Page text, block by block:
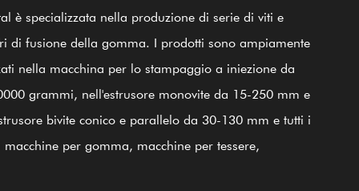
25000
㎡
Zona officina
100+
è specializzata nella produzione di serie di viti e
di fusione della gomma. I prodotti sono ampiamente
nella macchina per lo stampaggio a iniezione da
grammi, nell'estrusore monovite da 15-250 mm e
bivite conico e parallelo da 30-130 mm e tutti i
per gomma, macchine per tessere,